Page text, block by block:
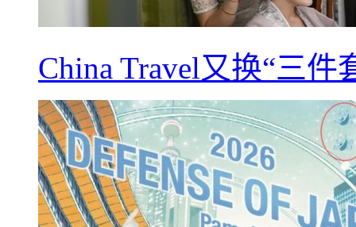
China Travel又换“三